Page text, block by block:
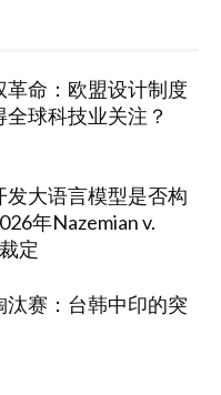
革命：欧盟设计制度
球科技业关注？
发大语言模型是否构
年Nazemian v.
定
赛：台韩中印的突